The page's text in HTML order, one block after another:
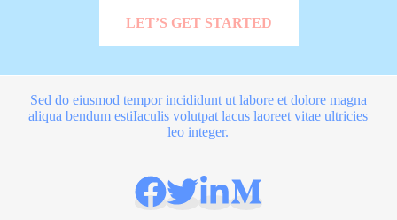
LET’S GET STARTED
Sed do eiusmod tempor incididunt ut labore et dolore magna
aliqua bendum estiIaculis volutpat lacus laoreet vitae ultricies
leo integer.